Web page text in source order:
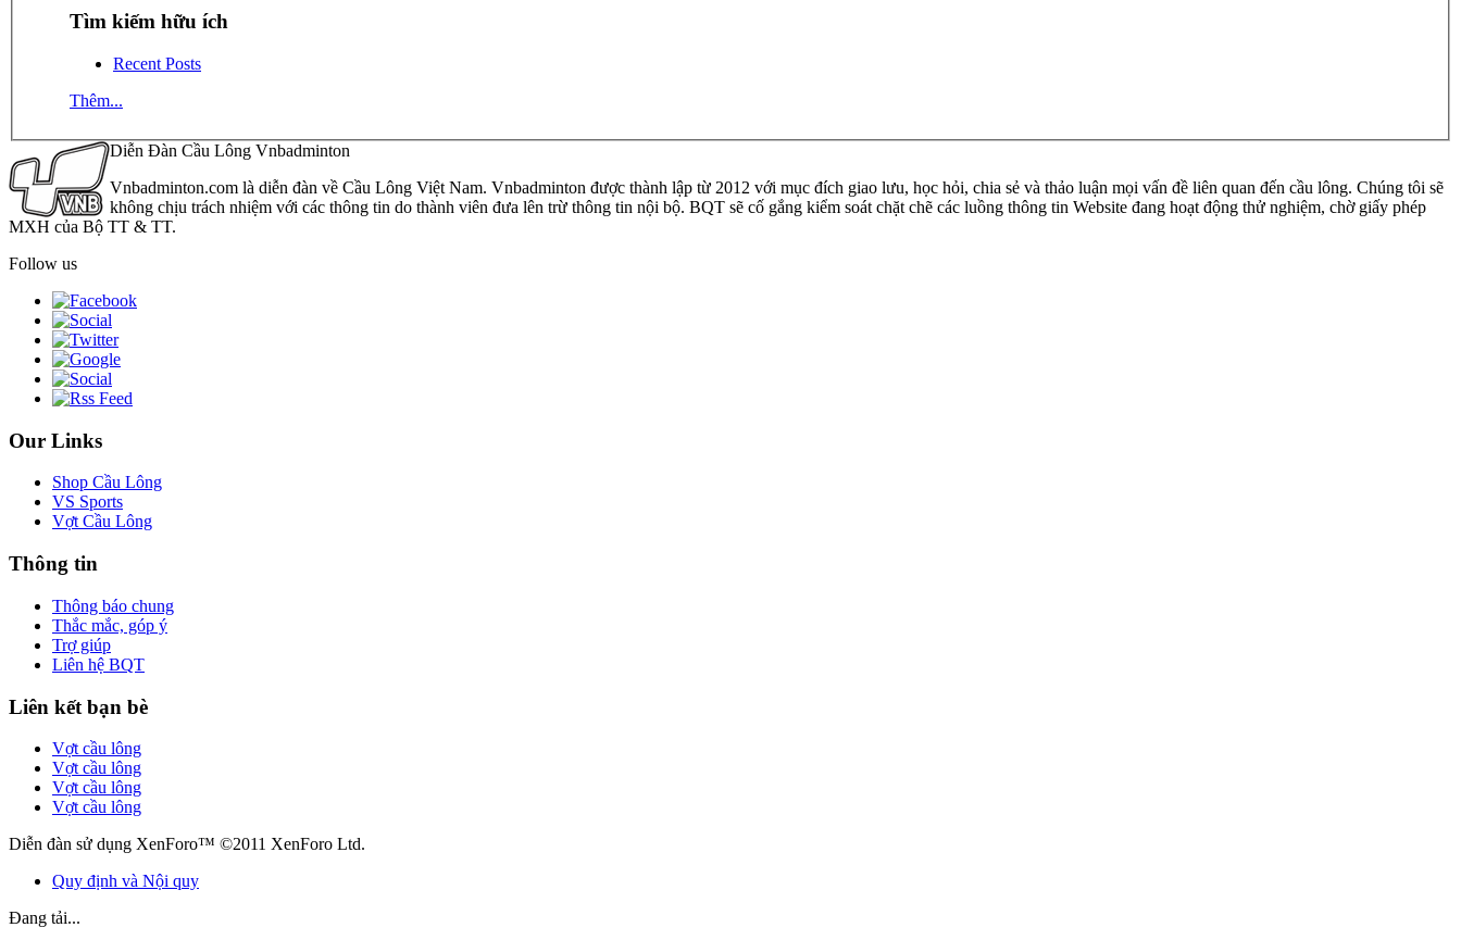
Tìm kiếm hữu ích
Recent Posts
Thêm...
Diễn Đàn Cầu Lông Vnbadminton
Vnbadminton.com là diễn đàn về Cầu Lông Việt Nam. Vnbadminton được thành lập từ 2012 với mục đích giao lưu, học hỏi, chia sẻ và thảo luận mọi vấn đề liên quan đến cầu lông. Chúng tôi sẽ
không chịu trách nhiệm với các thông tin do thành viên đưa lên trừ thông tin nội bộ. BQT sẽ cố gắng kiểm soát chặt chẽ các luồng thông tin Website đang hoạt động thử nghiệm, chờ giấy phép
MXH của Bộ TT & TT.
Follow us
Our Links
Shop Cầu Lông
VS Sports
Vợt Cầu Lông
Thông tin
Thông báo chung
Thắc mắc, góp ý
Trợ giúp
Liên hệ BQT
Liên kết bạn bè
Vợt cầu lông
Vợt cầu lông
Vợt cầu lông
Vợt cầu lông
Diễn đàn sử dụng XenForo™ ©2011 XenForo Ltd.
Quy định và Nội quy
Đang tải...